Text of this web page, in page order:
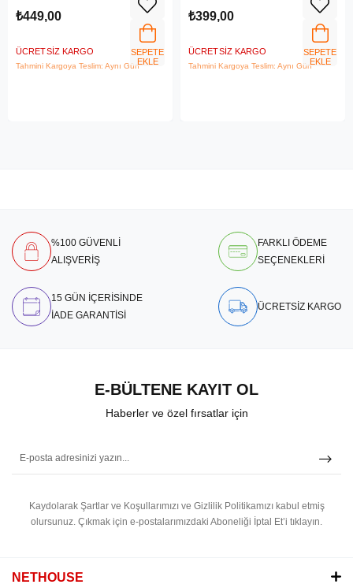
₺449,00
ÜCRETSIZ KARGO
Tahmini Kargoya Teslim: Aynı Gün
SEPETE
EKLE
₺399,00
ÜCRETSIZ KARGO
Tahmini Kargoya Teslim: Aynı Gün
SEPETE
EKLE
%100 GÜVENLİ
ALIŞVERİŞ
FARKLI ÖDEME
SEÇENEKLERİ
15 GÜN İÇERİSİNDE
İADE GARANTİSİ
ÜCRETSİZ KARGO
E-BÜLTENE KAYIT OL
Haberler ve özel fırsatlar için
Kaydolarak Şartlar ve Koşullarımızı ve Gizlilik Politikamızı kabul etmiş
olursunuz. Çıkmak için e-postalarımızdaki Aboneliği İptal Et’i tıklayın.
NETHOUSE